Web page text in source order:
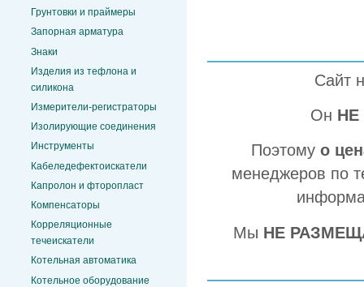
Грунтовки и праймеры
Запорная арматура
Знаки
Изделия из тефлона и
силикона
Измерители-регистраторы
Изолирующие соединения
Инструменты
Кабеледефектоискатели
Капролон и фторопласт
Компенсаторы
Корреляционные
течеискатели
Котельная автоматика
Котельное оборудование
Сайт
Он НЕ
Поэтому о
менеджеров по
Мы НЕ